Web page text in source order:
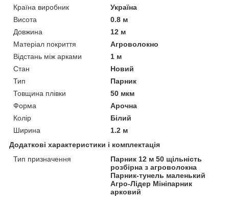
Країна виробник
Україна
Висота
0.8 м
Довжина
12 м
Матеріал покриття
Агроволокно
Відстань між арками
1 м
Стан
Новий
Тип
Парник
Товщина плівки
50 мкм
Форма
Арочна
Колір
Білий
Ширина
1.2 м
Додаткові характеристики і комплектація
Тип призначення
Парник 12 м 50 щільність
розбірна з агроволокна
Парник-тунель маленький
Агро-Лідер Мініпарник
арковий